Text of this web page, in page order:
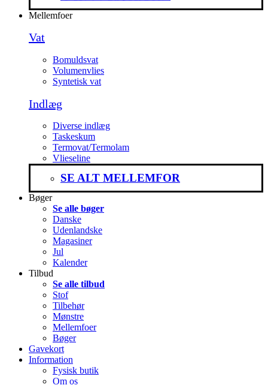
Mellemfoer
Vat
Bomuldsvat
Volumenvlies
Syntetisk vat
Indlæg
Diverse indlæg
Taskeskum
Termovat/Termolam
Vlieseline
SE ALT MELLEMFOR
Bøger
Se alle bøger
Danske
Udenlandske
Magasiner
Jul
Kalender
Tilbud
Se alle tilbud
Stof
Tilbehør
Mønstre
Mellemfoer
Bøger
Gavekort
Information
Fysisk butik
Om os